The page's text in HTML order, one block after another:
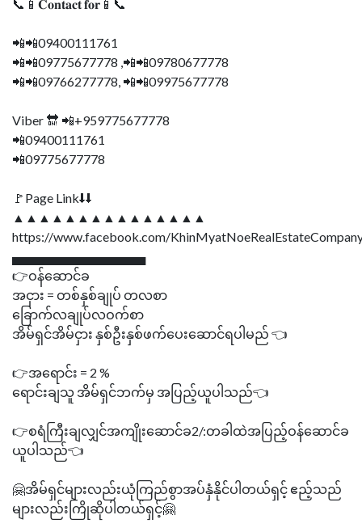
📞📱𝐂𝐨𝐧𝐭𝐚𝐜𝐭 𝐟𝐨𝐫📱📞
📲📲09400111761
📲📲09775677778 ,📲📲09780677778
📲📲09766277778, 📲📲09975677778
Viber 🔛 📲+959775677778
📲09400111761
📲09775677778
🚩Page Link⬇⬇
▲▲▲▲▲▲▲▲▲▲▲▲▲▲▲
https://www.facebook.com/
▄▄▄▄▄▄▄▄▄▄▄▄▄▄▄
👉ဝန်ဆောင်ခ
အငှား = တစ်နှစ်ချုပ် တလစာ
ခြောက်လချုပ်လဝက်စာ
အိမ်ရှင်အိမ်ငှား နှစ်ဦးနှစ်ဖက်ပေးဆောင်ရပါမည် 👈
👉အရောင်း = 2 %
ရောင်းချသူ အိမ်ရှင်ဘက်မှ အပြည့်ယူပါသည်👈
👉စရံကြီးချလျှင်အကျိုးဆောင်ခ2/:တခါထဲအပြည့်ဝန်ဆောင်ခ
ယူပါသည်👈
🤗အိမ်ရှင်များလည်းယုံကြည်စွာအပ်နှံနိုင်ပါတယ်ရှင့် ဧည့်သည်
များလည်းကြိုဆိုပါတယ်ရှင့်🤗